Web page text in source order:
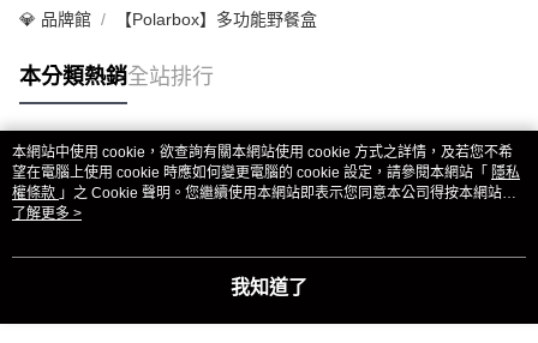
💎 品牌館 【Polarbox】多功能野餐盒
本分類熱銷全站排行
熱門標籤
本網站中使用 cookie，欲查詢有關本網站使用 cookie 方式之詳情，及若您不希
望在電腦上使用 cookie 時應如何變更電腦的 cookie 設定，請參閱本網站「 隱私
權條款 」之 Cookie 聲明。您繼續使用本網站即表示您同意本公司得按本網站使
用條款之 Cookie 聲明使用 cookie。
了解更多 >
我知道了